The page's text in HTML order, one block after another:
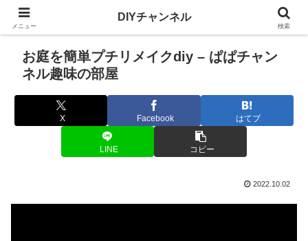
お庭を簡単プチリメイクdiy – ぱぱチャン
ネル趣味の部屋
X Facebook はてブ
LINE コピー
2022.10.02
メニュー
DIYチャンネル
検索